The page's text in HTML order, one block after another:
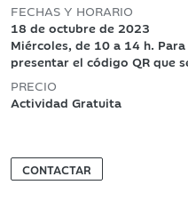
FECHAS Y HORARIO
18 de octubre de 2023
Miércoles, de 10 a 14 h.
presentar el código QR que
PRECIO
Actividad Gratuita
CONTACTAR